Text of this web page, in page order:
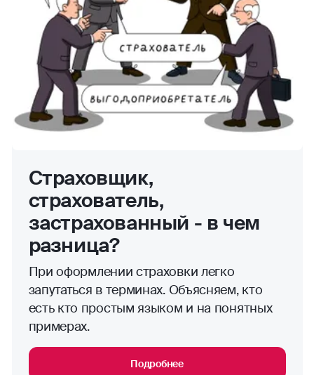
Страховщик,
страхователь,
застрахованный - в чем
разница?
При оформлении страховки легко
запутаться в терминах. Объясняем, кто
есть кто простым языком и на понятных
примерах.
Подробнее